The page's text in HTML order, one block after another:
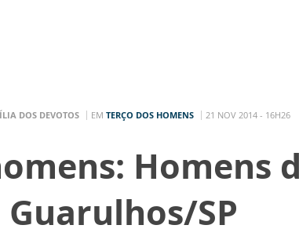
DOS DEVOTOS EM TERÇO DOS HOMENS 21 NOV 2014 - 16H26
Homens
Guarulhos/SP